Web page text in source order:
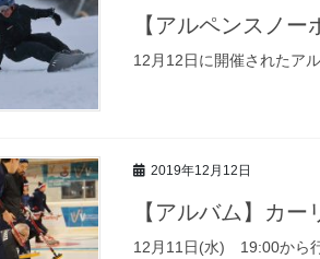
【アルペンスノ
12月12日に開催されたア
2019年12月12日
【アルバム】カ
12月11日(水) 19:00から